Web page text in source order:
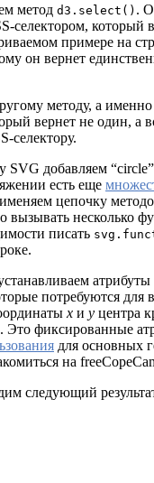
метод d3.select() .
селектором, который
примере на
он вернет
методу, а именно
вернет не один, а
селектору.
SVG добавляем
есть еще
цепочку
вызывать несколько
писать
потребуются для
x и y центра
Это фиксированные
для основных
на
следующий